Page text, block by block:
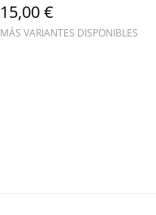
15,00 €
MÁS VARIANTES DISPONIBLES